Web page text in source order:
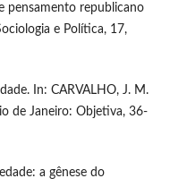
pensamento republicano
e Política, 17,
In: CARVALHO, J. M.
de Janeiro: Objetiva, 36-
a gênese do